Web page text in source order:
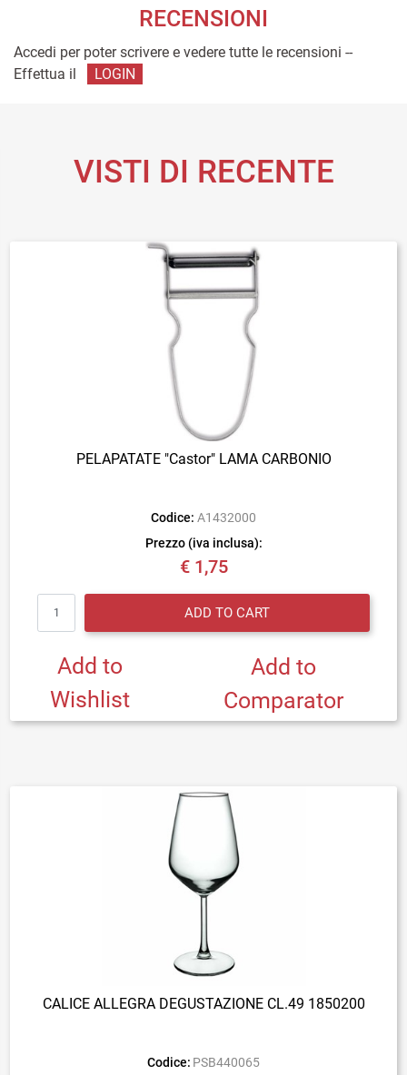
RECENSIONI
Accedi per poter scrivere e vedere tutte le recensioni --
Effettua il
LOGIN
VISTI DI RECENTE
PELAPATATE "Castor" LAMA CARBONIO
Codice: A1432000
Prezzo (iva inclusa):
€ 1,75
ADD TO CART
Add to
Wishlist
Add to
Comparator
CALICE ALLEGRA DEGUSTAZIONE CL.49 1850200
Codice: PSB440065